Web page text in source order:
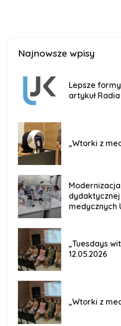
Najnowsze wpisy
Lepsze
artykuł
„Wtorki z
medycznych
„Tuesdays
12.05.2026
„Wtorki z